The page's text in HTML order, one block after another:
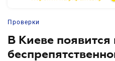
Проверки
В Киеве появится